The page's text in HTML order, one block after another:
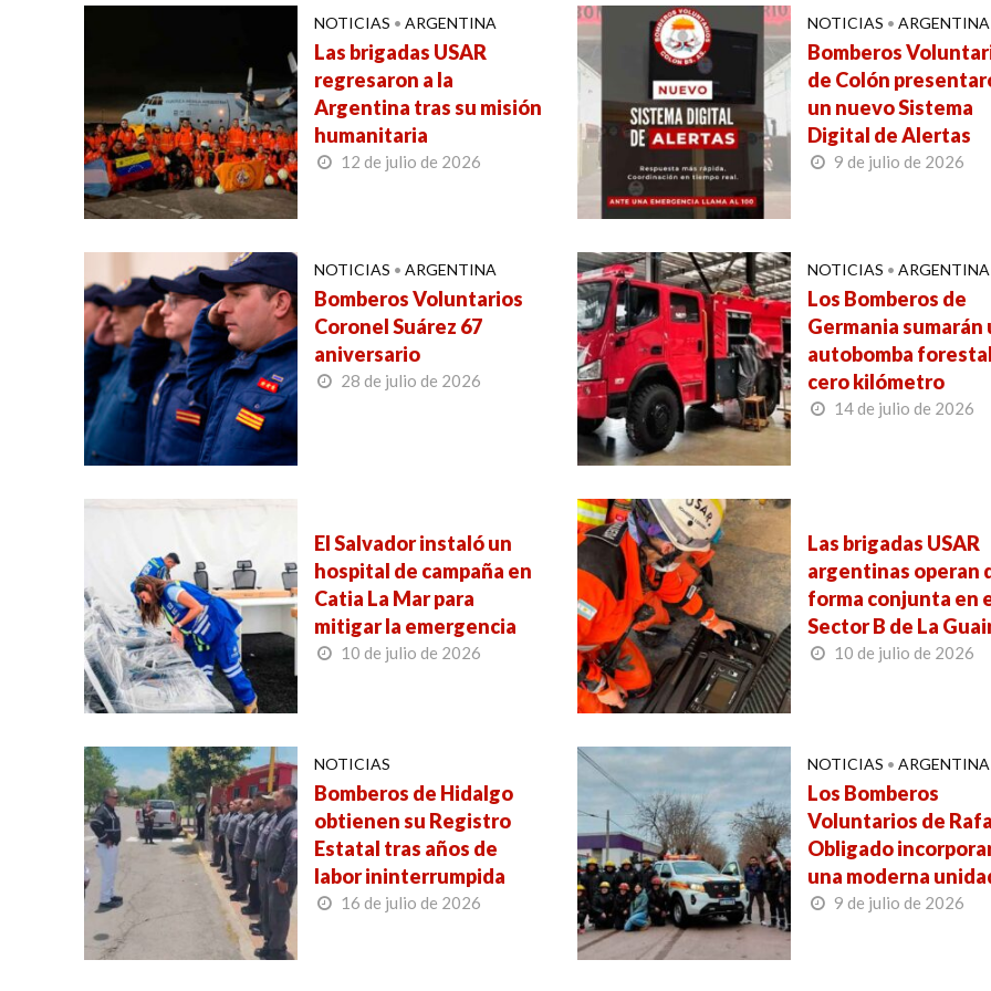
NOTICIAS • ARGENTINA
Las brigadas USAR
regresaron a la
Argentina tras su misión
humanitaria
12 de julio de 2026
NOTICIAS • ARGENTINA
Bomberos
de Colón
un nuevo Sistema
Digital de Alertas
9 de julio de 2026
NOTICIAS • ARGENTINA
Bomberos Voluntarios
Coronel Suárez 67
aniversario
28 de julio de 2026
NOTICIAS • ARGENTINA
Los Bomberos de
Germania sumarán
autobomba forestal
cero kilómetro
14 de julio de 2026
El Salvador instaló un
hospital de campaña en
Catia La Mar para
mitigar la emergencia
10 de julio de 2026
Las brigadas USAR
argentinas operan
forma conjunta en
Sector B de La
10 de julio de 2026
NOTICIAS
Bomberos de Hidalgo
obtienen su Registro
Estatal tras años de
labor ininterrumpida
16 de julio de 2026
NOTICIAS • ARGENTINA
Los Bomberos
Voluntarios de
Obligado
una moderna
9 de julio de 2026